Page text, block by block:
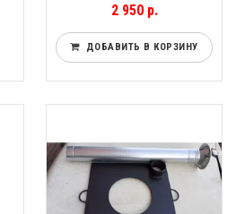
2 950 р.
ДОБАВИТЬ В КОРЗИНУ